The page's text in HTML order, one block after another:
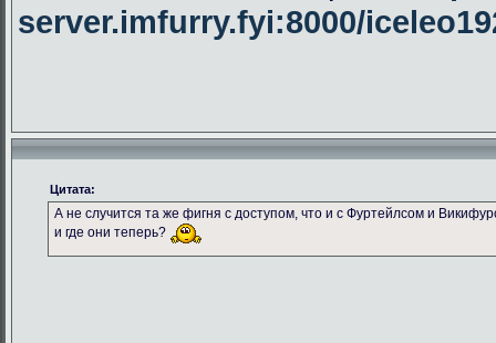
server.imfurry.fyi:8000/
Цитата:
А не случится та же фигня с доступом, что и с Фуртейлсом и
и где они теперь?